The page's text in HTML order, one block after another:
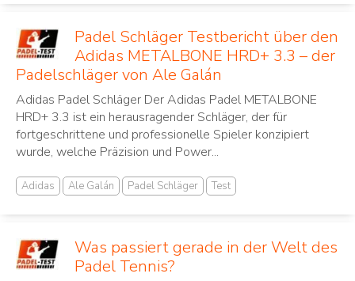
Padel Schläger Testbericht über den
Adidas METALBONE HRD+ 3.3 – der
Padelschläger von Ale Galán
Adidas Padel Schläger Der Adidas Padel METALBONE
HRD+ 3.3 ist ein herausragender Schläger, der für
fortgeschrittene und professionelle Spieler konzipiert
wurde, welche Präzision und Power...
Adidas Ale Galán Padel Schläger Test
Was passiert gerade in der Welt des
Padel Tennis?